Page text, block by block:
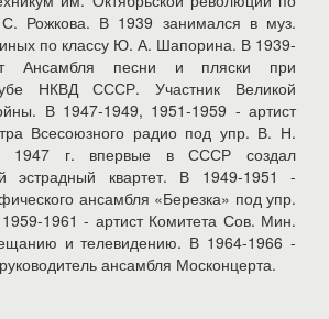
Рожкова. В 1939 занимался в муз.
по классу Ю. А. Шапорина. В 1939-
Ансамбля песни и пляски при
НКВД СССР. Участник Великой
В 1947-1949, 1951-1959 - артист
Всесоюзного радио под упр. В. Н.
В 1947 г. впервые в СССР создал
эстрадный квартет. В 1949-1951 -
ансамбля «Березка» под упр.
1961 - артист Комитета Сов. Мин.
и телевидению. В 1964-1966 -
ансамбля Москонцерта.